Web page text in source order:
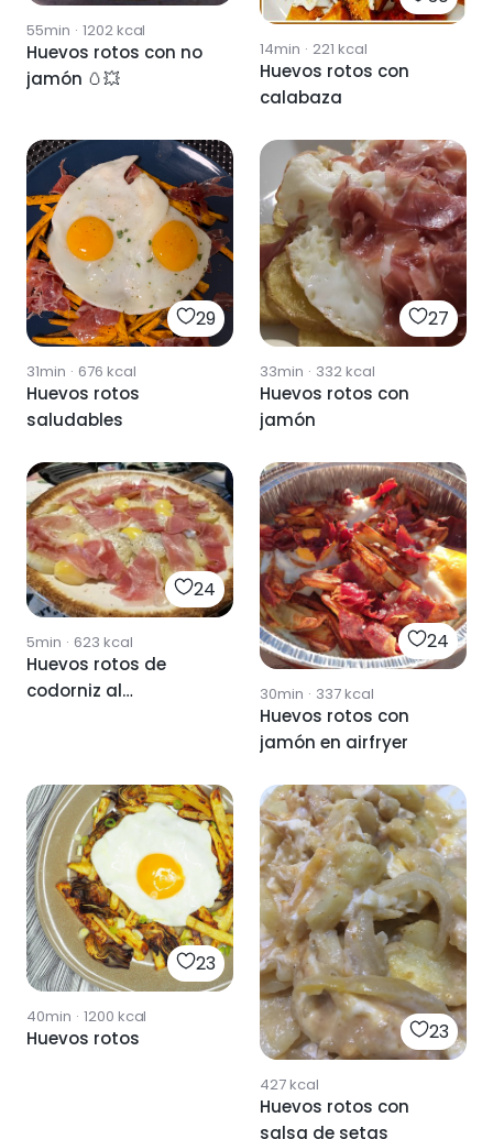
55min · 1202kcal
Huevos rotos con no
jamón 🥚💥
14min · 221 kcal
Huevos rotos con
calabaza
29
31min · 676 kcal
Huevos rotos
saludables
27
33min · 332kcal
Huevos rotos con
jamón
24
5min · 623 kcal
Huevos rotos de
codorniz al
24
30min · 337kcal
Huevos rotos con
jamón en airfryer
23
40min · 1200 kcal
Huevos rotos 23
427kcal
Huevos rotos con
salsa de setas